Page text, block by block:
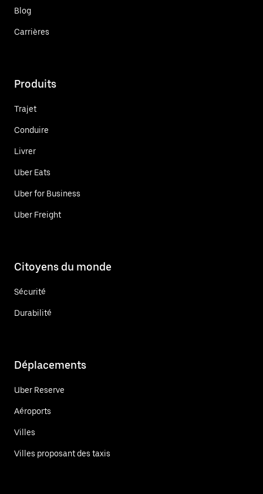
Blog
Carrières
Produits
Trajet
Conduire
Livrer
Uber Eats
Uber for Business
Uber Freight
Citoyens du monde
Sécurité
Durabilité
Déplacements
Uber Reserve
Aéroports
Villes
Villes proposant des taxis